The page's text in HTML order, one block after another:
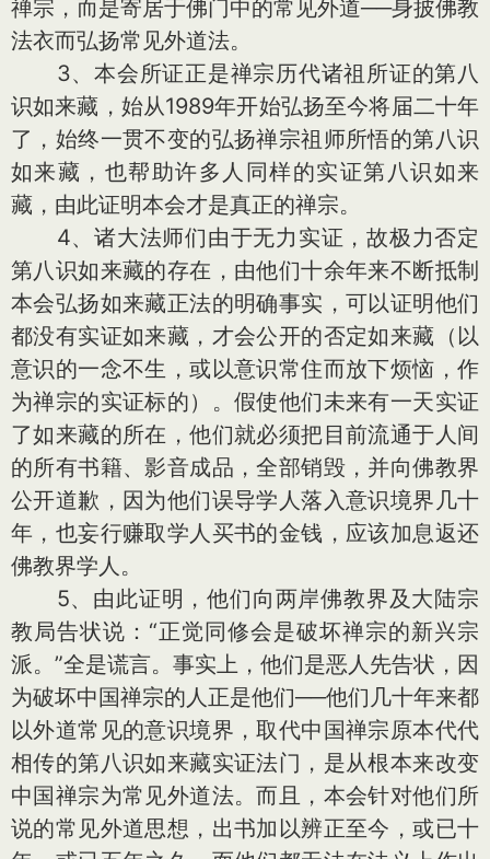
禅宗，而是寄居于佛门中的常见外道──身披佛教
法衣而弘扬常见外道法。
3、本会所证正是禅宗历代诸祖所证的第八
识如来藏，始从1989年开始弘扬至今将届二十年
了，始终一贯不变的弘扬禅宗祖师所悟的第八识
如来藏，也帮助许多人同样的实证第八识如来
藏，由此证明本会才是真正的禅宗。
4、诸大法师们由于无力实证，故极力否定
第八识如来藏的存在，由他们十余年来不断抵制
本会弘扬如来藏正法的明确事实，可以证明他们
都没有实证如来藏，才会公开的否定如来藏（以
意识的一念不生，或以意识常住而放下烦恼，作
为禅宗的实证标的）。假使他们未来有一天实证
了如来藏的所在，他们就必须把目前流通于人间
的所有书籍、影音成品，全部销毁，并向佛教界
公开道歉，因为他们误导学人落入意识境界几十
年，也妄行赚取学人买书的金钱，应该加息返还
佛教界学人。
5、由此证明，他们向两岸佛教界及大陆宗
教局告状说：“正觉同修会是破坏禅宗的新兴宗
派。”全是谎言。事实上，他们是恶人先告状，因
为破坏中国禅宗的人正是他们──他们几十年来都
以外道常见的意识境界，取代中国禅宗原本代代
相传的第八识如来藏实证法门，是从根本来改变
中国禅宗为常见外道法。而且，本会针对他们所
说的常见外道思想，出书加以辨正至今，或已十